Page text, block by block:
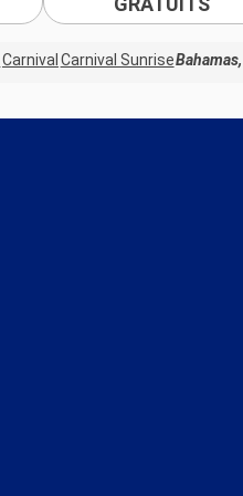
Carnival Carnival Sunrise